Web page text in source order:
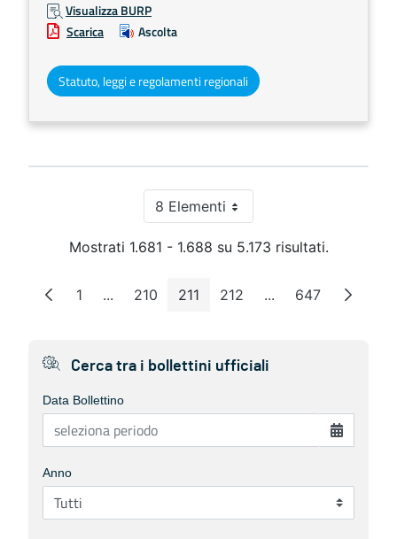
Visualizza BURP
Scarica
Ascolta
Statuto, leggi e regolamenti regionali
8 ElementiPer pagina
Mostrati 1.681 - 1.688 su 5.173 risultati.
Pagina
1 ...Pagine intermedie
Pagina
210 Pagina
211 Pagina
212 ...Pagine intermedie
Pagina
647
Cerca tra i bollettini ufficiali
Data Bollettino
Anno